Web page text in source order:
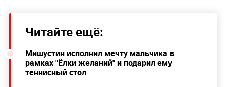
Читайте ещё:
Мишустин исполнил мечту мальчика в
рамках "Ёлки желаний" и подарил ему
теннисный стол